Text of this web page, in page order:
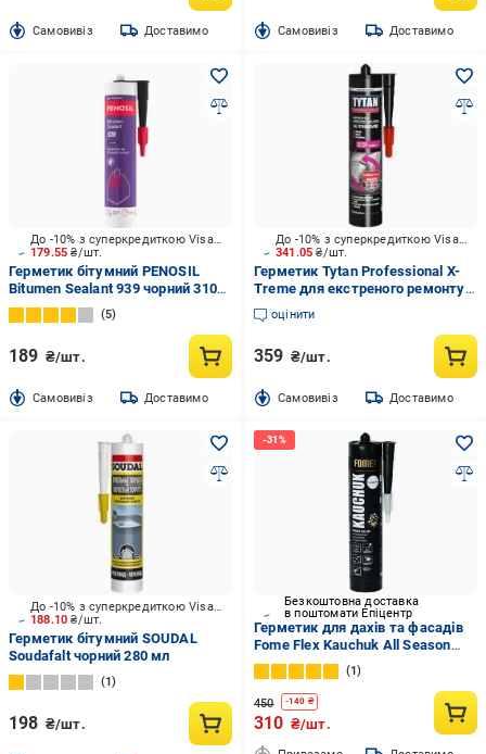
Cамовивіз Доставимо Cамовивіз Доставимо
179.55₴/шт.
До -10% з суперкредиткою Visa Вигода
Герметик бітумний PENOSIL
Bitumen Sealant 939 чорний 310
мл
5
189 ₴/шт.
Cамовивіз Доставимо
341.05₴/шт.
До -10% з суперкредиткою Visa Вигода
Герметик Tytan Professional X-
Treme для екстреного ремонту
покрівлі безбарвний 280 мл
оцінити
359 ₴/шт.
Cамовивіз Доставимо
188.10₴/шт.
До -10% з суперкредиткою Visa Вигода
Герметик бітумний SOUDAL
Soudafalt чорний 280 мл
1
198 ₴/шт.
Безкоштовна доставка
в поштомати Епіцентр
Герметик для дахів та фасадів
Fome Flex Kauchuk All Season
300 мл Прозорий (01-4-2-017)
1
450 -140 ₴
310 ₴/шт.